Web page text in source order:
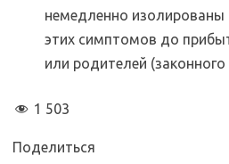
немедленно
этих симптомов до
или родителей
1 503
Поделиться